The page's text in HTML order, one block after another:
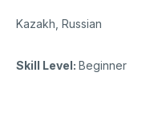
Kazakh, Russian
Skill Level: Beginner